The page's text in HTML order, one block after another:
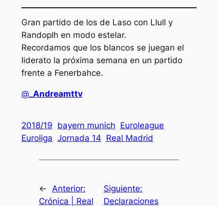
Gran partido de los de Laso con Llull y
Randoplh en modo estelar.
Recordamos que los blancos se juegan el
liderato la próxima semana en un partido
frente a Fenerbahce.
@ _Andreamttv
2018/19 bayern munich Euroleague
Euroliga Jornada 14 Real Madrid
← Anterior:
Crónica | Real
Siguiente:
Declaraciones